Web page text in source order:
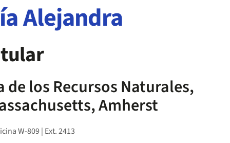
Alejandra
de los Recursos Naturales,
Amherst
W-809 | Ext. 2413